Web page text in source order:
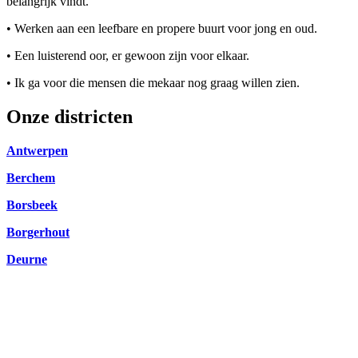
• Werken aan een leefbare en propere buurt voor jong en oud.
• Een luisterend oor, er gewoon zijn voor elkaar.
• Ik ga voor die mensen die mekaar nog graag willen zien.
Onze districten
Antwerpen
Berchem
Borsbeek
Borgerhout
Deurne